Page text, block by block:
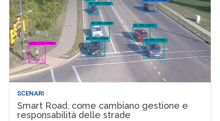
SCENARI
Smart Road, come cambiano gestione e
responsabilità delle strade